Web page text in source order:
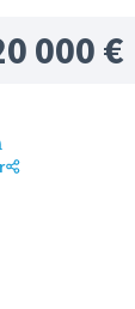
000 €